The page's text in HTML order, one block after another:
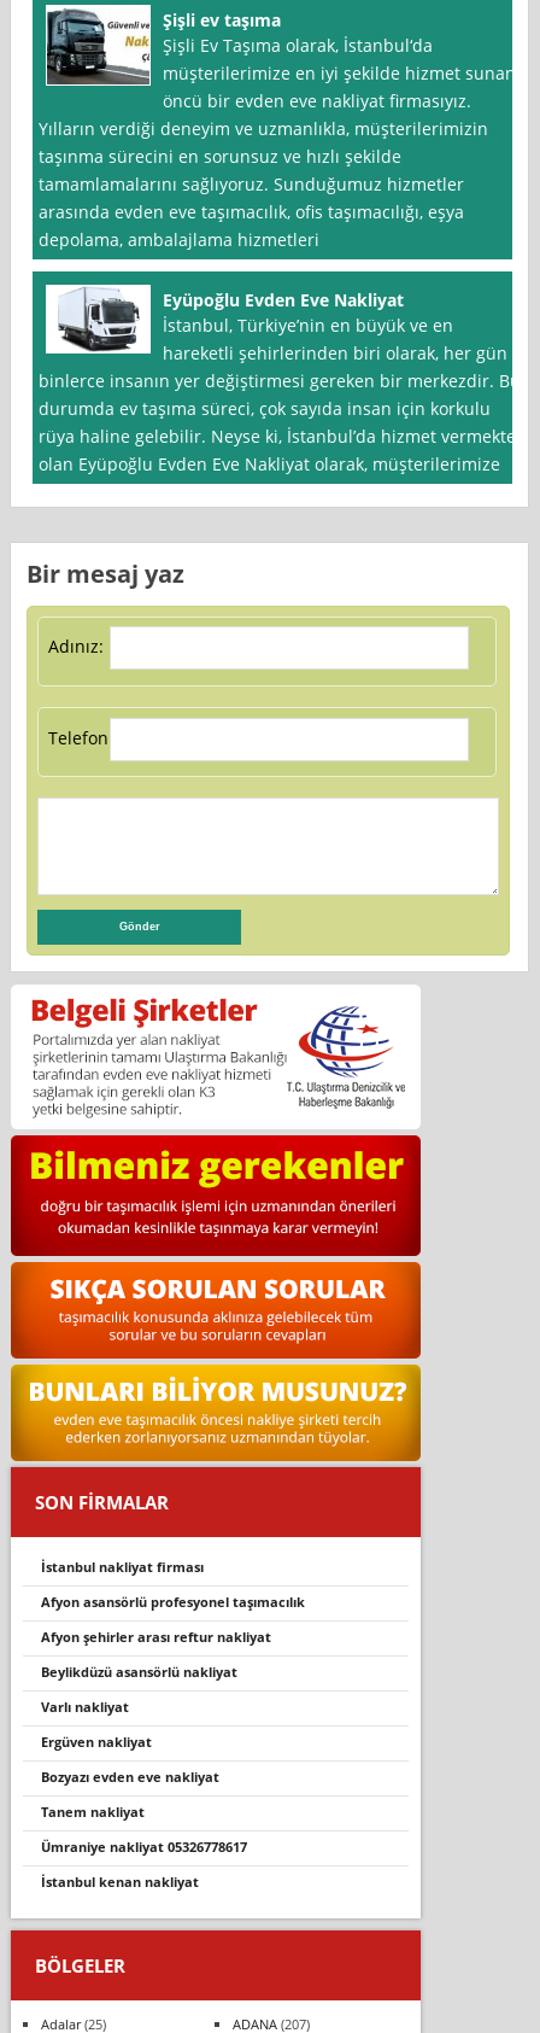
Şişli ev taşıma
Şişli Ev Taşıma olarak, İstanbul‘da
müşterilerimize en iyi şekilde hizmet sunan
öncü bir evden eve nakliyat firmasıyız.
Yılların verdiği deneyim ve uzmanlıkla, müşterilerimizin
taşınma sürecini en sorunsuz ve hızlı şekilde
tamamlamalarını sağlıyoruz. Sunduğumuz hizmetler
arasında evden eve taşımacılık, ofis taşımacılığı, eşya
depolama, ambalajlama hizmetleri
Eyüpoğlu Evden Eve Nakliyat
İstanbul, Türkiye’nin en büyük ve en
hareketli şehirlerinden biri olarak, her gün
binlerce insanın yer değiştirmesi gereken bir merkezdir. Bu
durumda ev taşıma süreci, çok sayıda insan için korkulu
rüya haline gelebilir. Neyse ki, İstanbul’da hizmet vermekte
olan Eyüpoğlu Evden Eve Nakliyat olarak, müşterilerimize
Bir mesaj yaz
Adınız:
Telefon:
SON FİRMALAR
i̇stanbul nakli̇yat fi̇rmasi
afyon asansörlü profesyonel taşimacilik
afyon şehi̇rler arasi reftur nakli̇yat
beylikdüzü asansörlü nakliyat
varli nakli̇yat
ergüven nakli̇yat
bozyazi evden eve nakli̇yat
tanem nakliyat
ümraniye nakliyat 05326778617
i̇stanbul kenan nakliyat
BÖLGELER
Adalar(25) ADANA(207)